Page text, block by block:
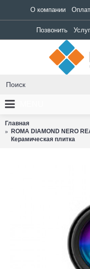
О компании
Позвонить
Главная
ROMA DIAMOND NERO
Керамическая плитка